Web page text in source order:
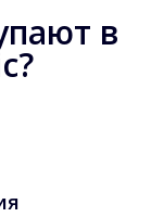
в